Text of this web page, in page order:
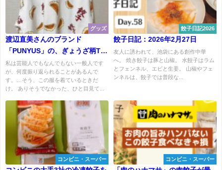
グッズ
渡辺直美さんのブランド
「PUNYUS」の、ぎょうざ柄Tシ
ャツがアツイ。
私は芸能人でもなんでもない一般人です
が、何度振り返られることがあるんで
す。…そう、この服を着ているときだ
け。 ありそうでなかった、ひと目見て...
餃子日記2026
餃子日記：2026年2月27日
友人に誘われて、池袋にある創作中華
へ。 焼き餃子は豚と山椒。 水餃子はラム
とフェンネル、エビと生姜。 山椒やフェ
ンネルは、餃子では普段な...
コンビニ・スーパー コンビニ・スーパー